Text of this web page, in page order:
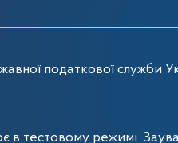
податкової служби
в тестовому режимі.